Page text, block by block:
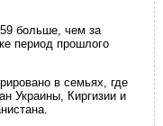
больше, чем за
период прошлого
в семьях, где
Украины, Киргизии и